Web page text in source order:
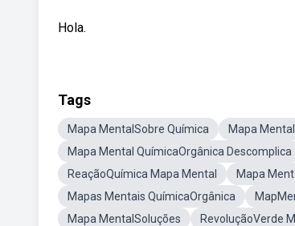
Hola.
Tags
Mapa MentalSobre Química Mapa
Mapa Mental QuímicaOrgânica Descomplica
ReaçãoQuímica Mapa Mental
Mapa
Mapas Mentais QuímicaOrgânica
Mapa MentalSoluções
RevoluçãoVerde